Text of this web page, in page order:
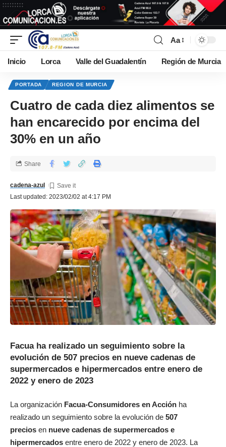
Aa
Inicio Lorca Valle del Guadalentín Región de Murcia
PORTADA REGION DE MURCIA
Cuatro de cada diez alimentos se
han encarecido por encima del
30% en un año
Last updated: 2023/02/02 at 4:17 PM
cadena-azul
Share
Facua ha realizado un seguimiento sobre la
evolución de 507 precios en nueve cadenas de
supermercados e hipermercados entre enero de
2022 y enero de 2023
La organización Facua-Consumidores en Acción ha
realizado un seguimiento sobre la evolución de 507
precios en nueve cadenas de supermercados e
hipermercados entre enero de 2022 y enero de 2023. La